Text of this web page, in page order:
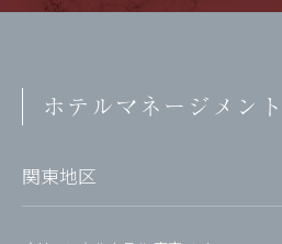
ホテルマネージメン
関東地区